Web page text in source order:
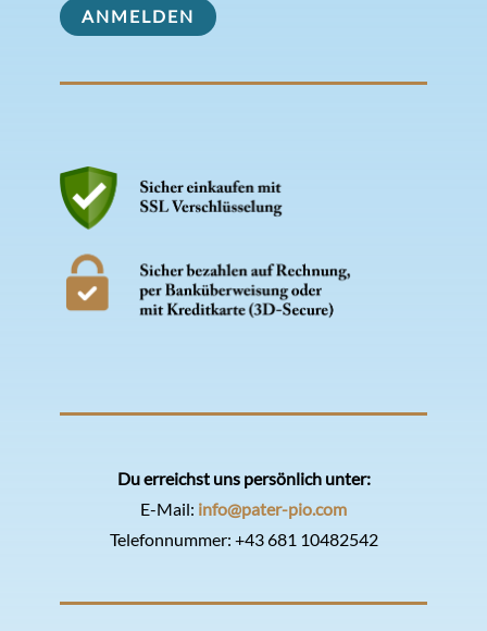
Du erreichst uns persönlich unter:
E-Mail: info@pater-pio.com
Telefonnummer: +43 681 10482542